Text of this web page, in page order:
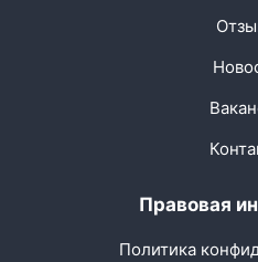
Правовая
Политика